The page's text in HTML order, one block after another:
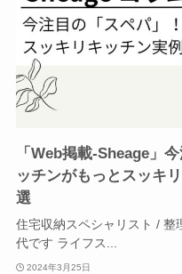
「Web掲載-Sheage」
ッチンがもっとスッキ
選
住宅収納スペシャリスト / 整
代です ライフス...
2024年3月25日